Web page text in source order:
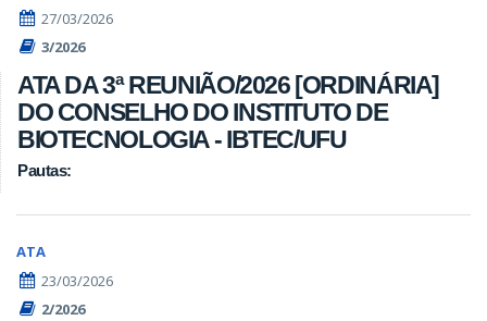
27/03/2026
3/2026
ATA DA 3ª REUNIÃO/2026 [ORDINÁRIA]
DO CONSELHO DO INSTITUTO DE
BIOTECNOLOGIA - IBTEC/UFU
Pautas:
ATA
23/03/2026
2/2026